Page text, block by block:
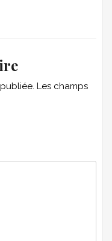
Les champs